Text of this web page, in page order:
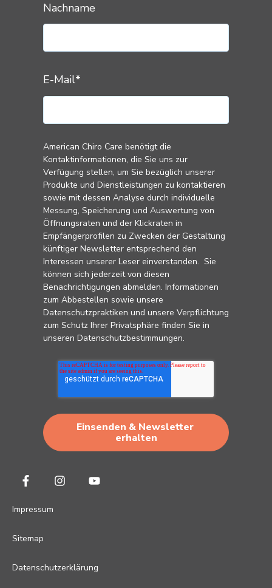
Nachname
E-Mail*
American Chiro Care benötigt die
Kontaktinformationen, die Sie uns zur
Verfügung stellen, um Sie bezüglich unserer
Produkte und Dienstleistungen zu kontaktieren
sowie mit dessen Analyse durch individuelle
Messung, Speicherung und Auswertung von
Öffnungsraten und der Klickraten in
Empfängerprofilen zu Zwecken der Gestaltung
künftiger Newsletter entsprechend den
Interessen unserer Leser einverstanden. Sie
können sich jederzeit von diesen
Benachrichtigungen abmelden. Informationen
zum Abbestellen sowie unsere
Datenschutzpraktiken und unsere Verpflichtung
zum Schutz Ihrer Privatsphäre finden Sie in
unseren Datenschutzbestimmungen.
Impressum
Sitemap
Datenschutzerklärung